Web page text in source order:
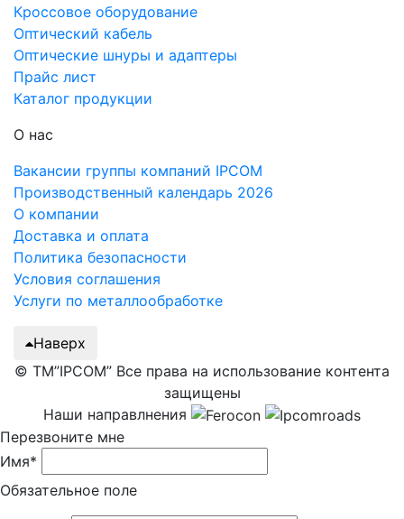
Кроссовое оборудование
Оптический кабель
Оптические шнуры и адаптеры
Прайс лист
Каталог продукции
О нас
Вакансии группы компаний IPCOM
Производственный календарь 2026
О компании
Доставка и оплата
Политика безопасности
Условия соглашения
Услуги по металлообработке
Наверх
© ТМ”IPCOM” Все права на использование контента
защищены
Наши направлнения
Перезвоните мне
Имя*
Обязательное поле